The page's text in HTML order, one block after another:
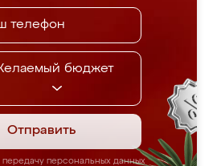
бюджет
Отправить
персональных данных